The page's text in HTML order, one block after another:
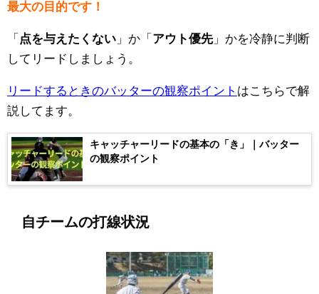
最大の目的です！
「 点を与えたくない 」か「 アウト優先 」かを冷静に判断
してリードしましょう。
リードするときのバッターの観察ポイント はこちらで解
説してます。
キャッチャーリードの基本の「き」｜バッター
の観察ポイント
自チームの打線状況